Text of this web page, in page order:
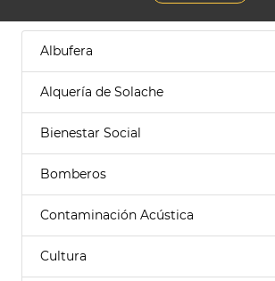
Albufera
Alquería de Solache
Bienestar Social
Bomberos
Contaminación Acústica
Cultura